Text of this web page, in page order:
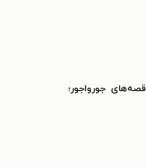
قصه‌های جورواجور؛